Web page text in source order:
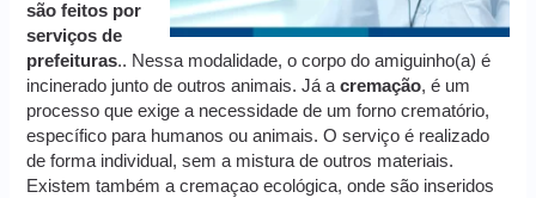
são feitos por
serviços de
prefeituras.. Nessa modalidade, o corpo do amiguinho(a) é
incinerado junto de outros animais. Já acremação, é um
processo que exige a necessidade de um forno crematório,
específico para humanos ou animais. O serviço é realizado
de forma individual, sem a mistura de outros materiais.
Existem também a cremaçao ecológica, onde são inseridos